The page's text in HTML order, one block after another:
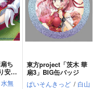
ち
安眠
水無
東方project「茨木 華
扇3」BIG缶バッジ
ぱいそんきっど / 白山